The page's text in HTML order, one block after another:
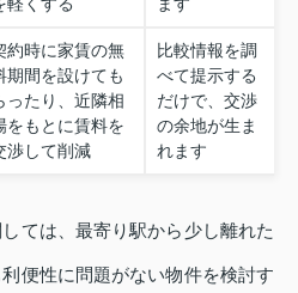
軽くする ます
約時に家賃の無
期間を設けても
ったり、近隣相
をもとに賃料を
渉して削減
比較情報を調
べて提示する
だけで、交渉
の余地が生ま
れます
ては、最寄り駅から少し離れた
便性に問題がない物件を検討す